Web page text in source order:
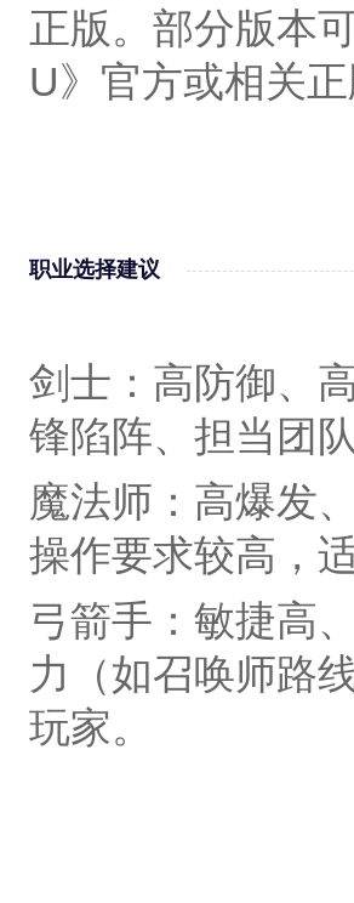
正版。部分版本
U》官方或相关
职业选择建议‌
剑士‌：高防御、
锋陷阵、担当团
魔法师‌：高爆发
操作要求较高，
弓箭手‌：敏捷高
力（如召唤师路
玩家。